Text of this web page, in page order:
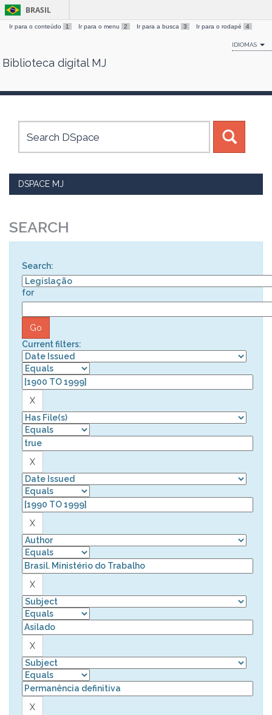
Skip
BRASIL
Ir para o conteúdo 1 Ir para o menu 2 Ir para a busca 3 Ir para o rodapé 4
IDIOMAS
Biblioteca digital MJ
DSPACE MJ
SEARCH
Search:
for
Current filters: